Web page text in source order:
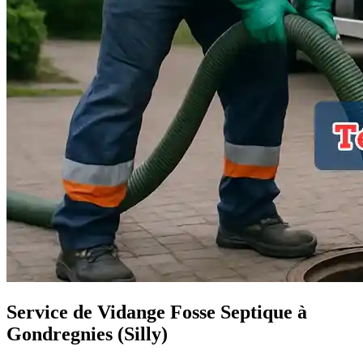
Service de Vidange Fosse Septique à
Gondregnies (Silly)